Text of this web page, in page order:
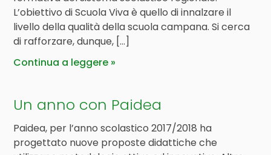
L’obiettivo di Scuola Viva è quello di innalzare il
livello della qualità della scuola campana. Si cerca
di rafforzare, dunque, […]
Continua a leggere
Un anno con Paidea
Paidea, per l’anno scolastico 2017/2018 ha
progettato nuove proposte didattiche che